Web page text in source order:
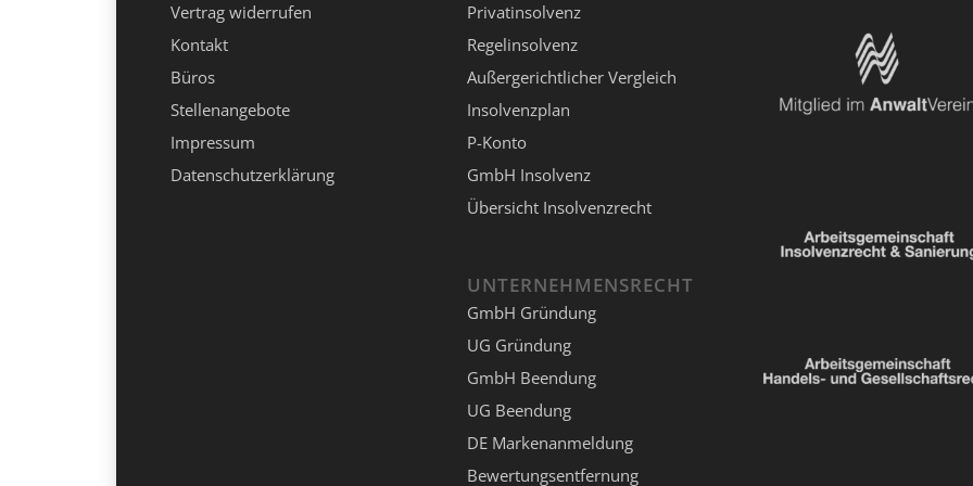
Vertrag widerrufen
Kontakt
Büros
Stellenangebote
Impressum
Datenschutzerklärung
Privatinsolvenz
Regelinsolvenz
Außergerichtlicher Vergleich
Insolvenzplan
P-Konto
GmbH Insolvenz
Übersicht Insolvenzrecht
UNTERNEHMENSRECHT
GmbH Gründung
UG Gründung
GmbH Beendung
UG Beendung
DE Markenanmeldung
Bewertungsentfernung